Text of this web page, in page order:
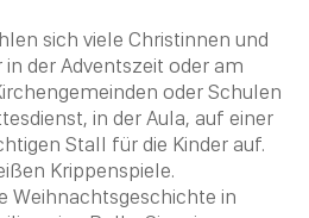
sich viele Christinnen und
der Adventszeit oder am
oder Schulen
in der Aula, auf einer
Stall für die Kinder auf.
Krippenspiele.
Weihnachtsgeschichte in